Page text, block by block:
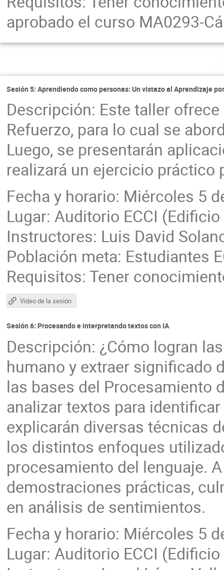
aprobado el curso MA0293-
Sesión 5: Aprendiendo como personas: Un vistazo al Aprendizaje
Descripción: Este taller
Refuerzo, para lo cual se
Luego, se presentarán
realizará un ejercicio práctico
Fecha y horario: Miércoles 5
Lugar: Auditorio ECCI
Instructores: Luis David
Población meta: Estudiantes
Requisitos: Tener
Video de la sesión
Sesión 6: Procesando e interpretando textos con IA
Descripción: ¿Cómo logran
humano y extraer significado
las bases del Procesamiento
analizar textos para
explicarán diversas técnicas
los distintos enfoques
procesamiento del lenguaje.
demostraciones prácticas,
en análisis de sentimientos.
Fecha y horario: Miércoles 5
Lugar: Auditorio ECCI